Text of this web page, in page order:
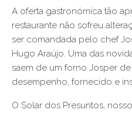
A oferta gastronómica tão
restaurante não sofreu
ser comandada pelo chef
Hugo Araújo. Uma das
saem de um forno Josper
desempenho, fornecido e
O Solar dos Presuntos,